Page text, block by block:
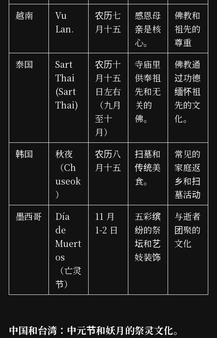
越南
Vu
Lan.
农历七
月十五
感恩母
亲是核
心。
佛教和
祖先的
尊重
泰国
Sart
Thai
(Sart
Thai)
农历十
月十五
日左右
（九月
至十
月）
寺庙里
供奉祖
先和无
关的
佛。
佛教通
过功德
缅怀祖
先的文
化。
韩国
秋夜
（Ch
useok
）
农历八
月十五
扫墓和
传统美
食。
常见的
家庭返
乡和扫
墓活动
墨西哥
Día
de
Muert
os
（亡灵
节）
11 月
1-2 日
五彩缤
纷的祭
坛和艺
妓装饰
与逝者
团聚的
文化
中国和台湾：中元节和妖月的祭灵文化。